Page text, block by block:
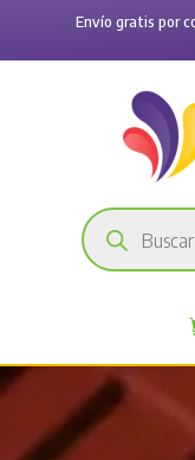
Envío gratis por
Búsqueda
de
productos